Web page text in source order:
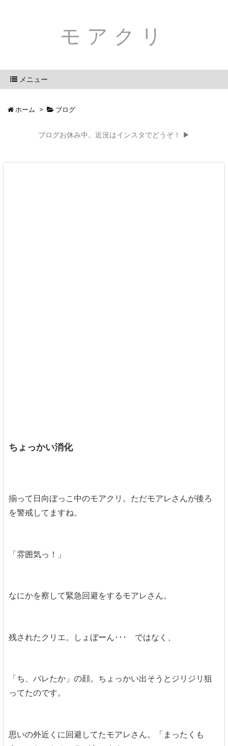
モアクリ
メニュー
ホーム > ブログ
ブログお休み中。近況はインスタでどうぞ！ ▶
ちょっかい消化
揃って日向ぼっこ中のモアクリ。ただモアレさんが後ろ
を警戒してますね。
「雰囲気っ！」
なにかを察して緊急回避をするモアレさん。
残されたクリエ。しょぼーん･･･ ではなく、
「ち、バレたか」の顔。ちょっかい出そうとジリジリ狙
ってたのです。
思いの外近くに回避してたモアレさん。「まったくも